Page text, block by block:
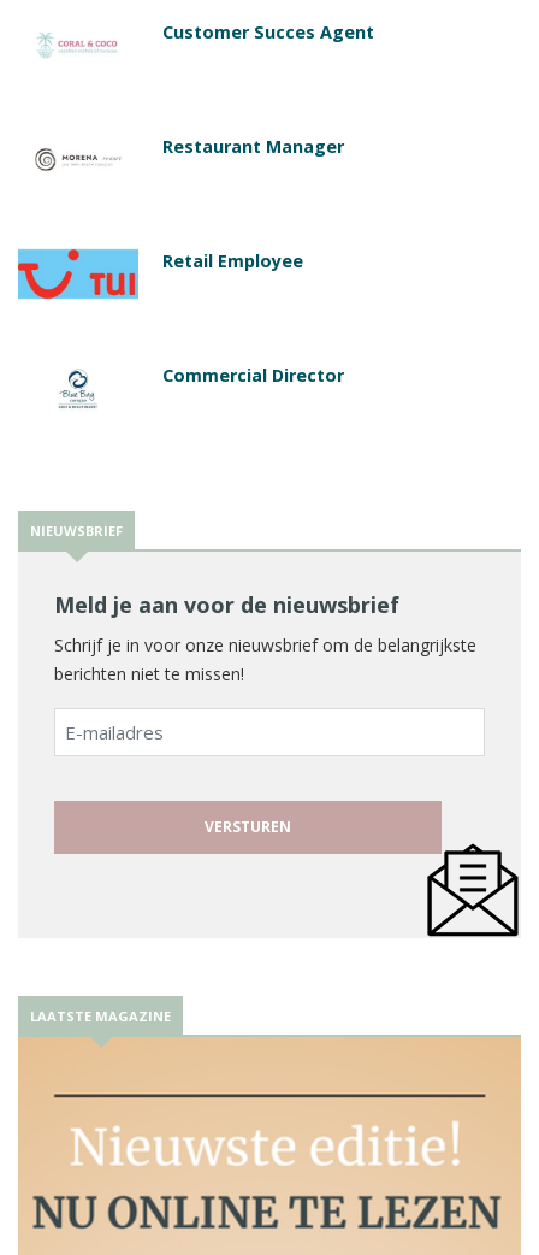
Customer Succes Agent
Restaurant Manager
Retail Employee
Commercial Director
NIEUWSBRIEF
Meld je aan voor de nieuwsbrief
Schrijf je in voor onze nieuwsbrief om de belangrijkste
berichten niet te missen!
E-
mailadres
LAATSTE MAGAZINE